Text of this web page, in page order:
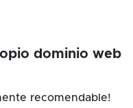
dominio web
recomendable!